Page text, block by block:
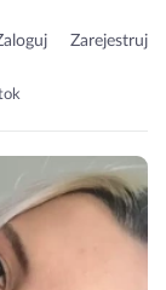
Zarejestruj